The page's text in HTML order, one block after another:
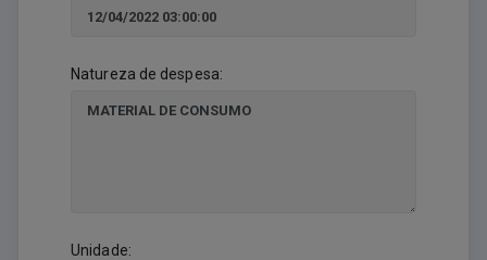
Natureza de despesa:
Unidade: